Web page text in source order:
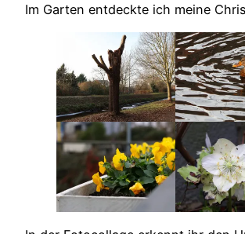
Im Garten entdeckte ich meine